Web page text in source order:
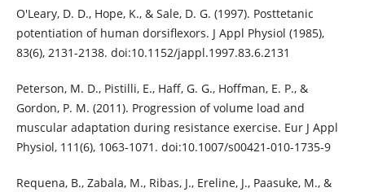
O'Leary, D. D., Hope, K., & Sale, D. G. (1997). Posttetanic
potentiation of human dorsiflexors. J Appl Physiol (1985),
83(6), 2131-2138. doi:10.1152/jappl.1997.83.6.2131
Peterson, M. D., Pistilli, E., Haff, G. G., Hoffman, E. P., &
Gordon, P. M. (2011). Progression of volume load and
muscular adaptation during resistance exercise. Eur J Appl
Physiol, 111(6), 1063-1071. doi:10.1007/s00421-010-1735-9
Requena, B., Zabala, M., Ribas, J., Ereline, J., Paasuke, M., &